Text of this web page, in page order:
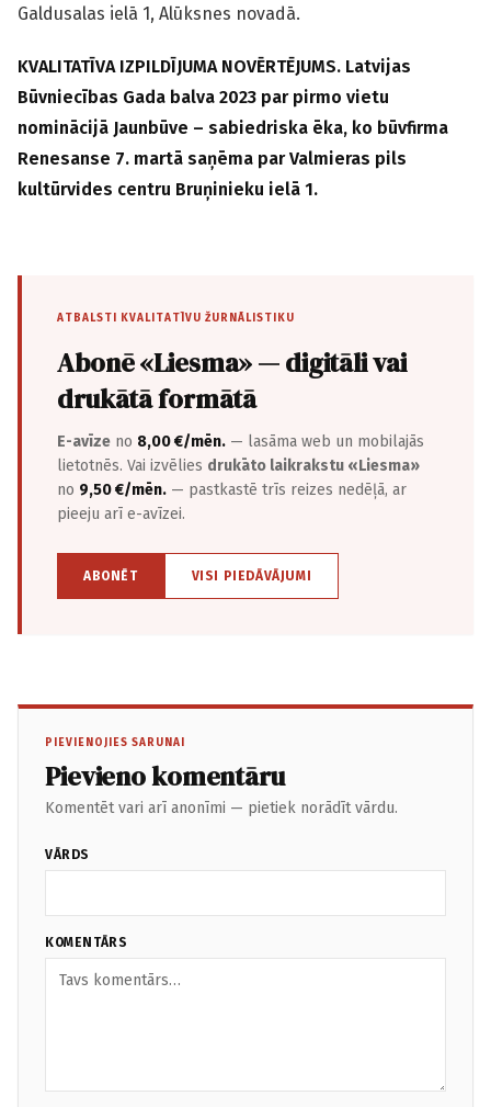
Galdusalas ielā 1, Alūksnes novadā.
KVALITATĪVA IZPILDĪJUMA NOVĒRTĒJUMS. Latvijas
Būvniecības Gada balva 2023 par pirmo vietu
nominācijā Jaunbūve – sabiedriska ēka, ko būvfirma
Renesanse 7. martā saņēma par Valmieras pils
kultūrvides centru Bruņinieku ielā 1.
ATBALSTI KVALITATĪVU ŽURNĀLISTIKU
Abonē «Liesma» — digitāli vai
drukātā formātā
E-avīze no 8,00 €/mēn. — lasāma web un mobilajās
lietotnēs. Vai izvēlies drukāto laikrakstu «Liesma»
no 9,50 €/mēn. — pastkastē trīs reizes nedēļā, ar
pieeju arī e-avīzei.
ABONĒT VISI PIEDĀVĀJUMI
PIEVIENOJIES SARUNAI
Pievieno komentāru
Komentēt vari arī anonīmi — pietiek norādīt vārdu.
VĀRDS
KOMENTĀRS